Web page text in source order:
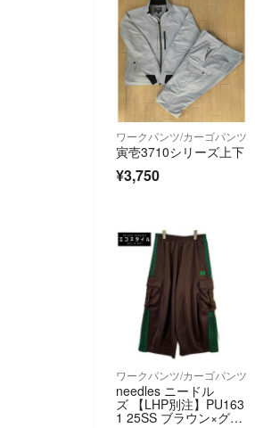
ワークパンツ/カーゴパンツ
寅壱3710シリーズ上下
¥3,750
ワークパンツ/カーゴパンツ
needles ニードル
ズ 【LHP別注】PU163
1 25SS ブラウン×グリ